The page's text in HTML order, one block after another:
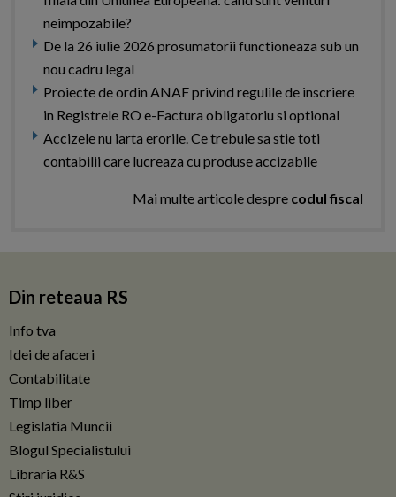
neimpozabile?
De la 26 iulie 2026 prosumatorii functioneaza sub un
nou cadru legal
Proiecte de ordin ANAF privind regulile de inscriere
in Registrele RO e-Factura obligatoriu si optional
Accizele nu iarta erorile. Ce trebuie sa stie toti
contabilii care lucreaza cu produse accizabile
Mai multe articole despre codul fiscal
Din reteaua RS
Info tva
Idei de afaceri
Contabilitate
Timp liber
Legislatia Muncii
Blogul Specialistului
Libraria R&S